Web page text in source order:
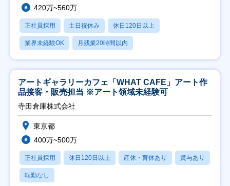
420万~560万
正社員採用 土日祝休み 休日120日以上
業界未経験OK 月残業20時間以内
アートギャラリーカフェ「WHAT CAFE」アート作
品接客・販売担当 ※アート領域未経験可
寺田倉庫株式会社
東京都
400万~500万
正社員採用 休日120日以上 産休・育休あり 賞与あり
転勤なし